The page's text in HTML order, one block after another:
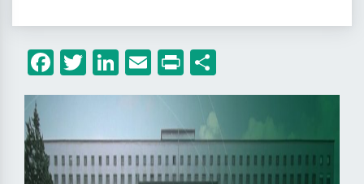
Facebook
Twitter
LinkedIn
Email
Print